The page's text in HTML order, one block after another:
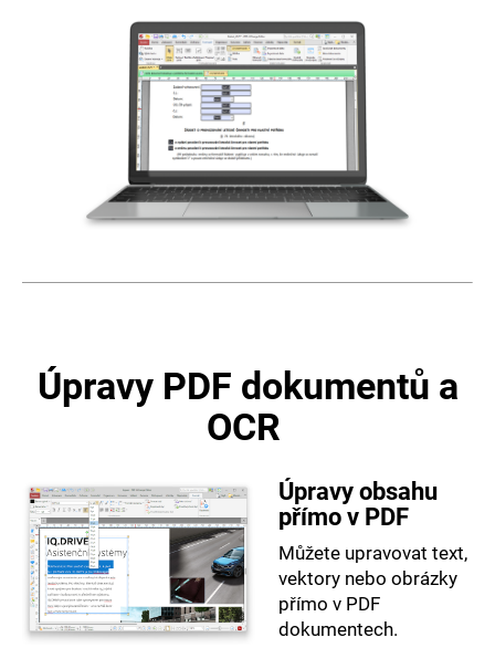
Úpravy PDF dokumentů a
OCR
Úpravy obsahu
přímo v PDF
Můžete upravovat text,
vektory nebo obrázky
přímo v PDF
dokumentech.
D
o
r
u
č
u